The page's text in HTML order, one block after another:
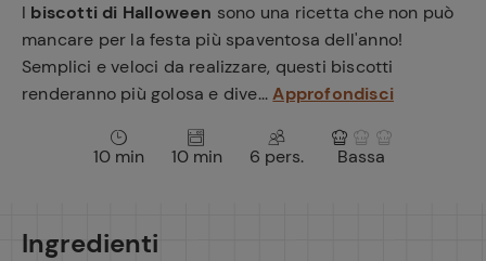
I biscotti di Halloween sono una ricetta che non può
mancare per la festa più spaventosa dell'anno!
Semplici e veloci da realizzare, questi biscotti
renderanno più golosa e dive...Approfondisci
10 min 10 min 6 pers. Bassa
Ingredienti